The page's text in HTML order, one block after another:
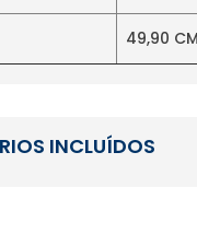
49,90 CM
INCLUÍDOS